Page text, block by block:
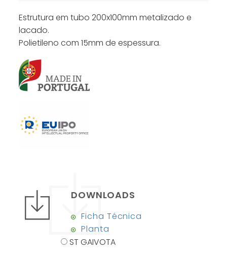
Estrutura em tubo 200x100mm metalizado e
lacado.
Polietileno com 15mm de espessura.
DOWNLOADS
Ficha Técnica
Planta
ST GAIVOTA